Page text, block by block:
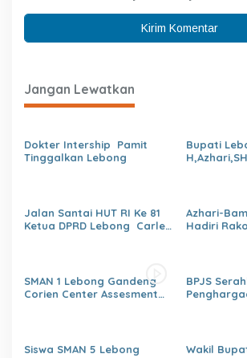
Jangan Lewatkan
Dokter Intership Pamit
Tinggalkan Lebong
Bupati
Jalan Santai HUT RI Ke 81
Ketua DPRD Lebong Carles
Azhari-
Hadiri
SMAN 1 Lebong Gandeng
Corien Center Assesment
BPJS
Siswa SMAN 5 Lebong
Wakil